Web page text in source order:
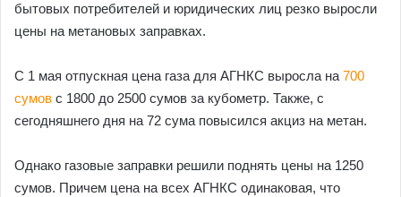
бытовых потребителей и юридических лиц резко выросли
цены на метановых заправках.
С 1 мая отпускная цена газа для АГНКС выросла на 700
сумов с 1800 до 2500 сумов за кубометр. Также, с
сегодняшнего дня на 72 сума повысился акциз на метан.
Однако газовые заправки решили поднять цены на 1250
сумов. Причем цена на всех АГНКС одинаковая, что